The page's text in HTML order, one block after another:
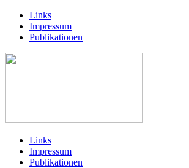
Links
Impressum
Publikationen
Links
Impressum
Publikationen